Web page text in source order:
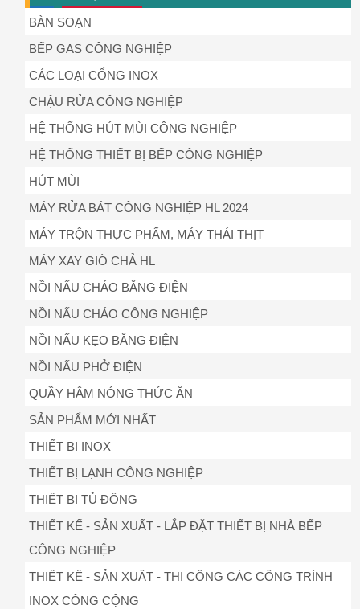
BÀN SOẠN
BẾP GAS CÔNG NGHIỆP
CÁC LOẠI CỔNG INOX
CHẬU RỬA CÔNG NGHIỆP
HỆ THỐNG HÚT MÙI CÔNG NGHIỆP
HỆ THỐNG THIẾT BỊ BẾP CÔNG NGHIỆP
HÚT MÙI
MÁY RỬA BÁT CÔNG NGHIỆP HL 2024
MÁY TRỘN THỰC PHẨM, MÁY THÁI THỊT
MÁY XAY GIÒ CHẢ HL
NỒI NẤU CHÁO BẰNG ĐIỆN
NỒI NẤU CHÁO CÔNG NGHIỆP
NỒI NẤU KẸO BẰNG ĐIỆN
NỒI NẤU PHỞ ĐIỆN
QUẦY HÂM NÓNG THỨC ĂN
SẢN PHẨM MỚI NHẤT
THIẾT BỊ INOX
THIẾT BỊ LẠNH CÔNG NGHIỆP
THIẾT BỊ TỦ ĐÔNG
THIẾT KẾ - SẢN XUẤT - LẮP ĐẶT THIẾT BỊ NHÀ BẾP
CÔNG NGHIỆP
THIẾT KẾ - SẢN XUẤT - THI CÔNG CÁC CÔNG TRÌNH
INOX CÔNG CỘNG